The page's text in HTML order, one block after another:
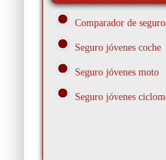
Comparador de
Seguro jóvenes coche
Seguro jóvenes moto
Seguro jóvenes